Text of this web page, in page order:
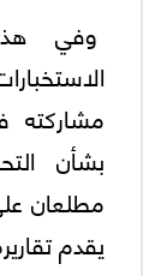
وفي
مشاركته
بشأن
مطلعان
يقدم